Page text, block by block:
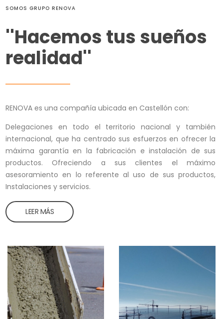
SOMOS GRUPO RENOVA
''Hacemos tus sueños
realidad''
RENOVA es una compañía ubicada en Castellón con:
Delegaciones en todo el territorio nacional y también
internacional, que ha centrado sus esfuerzos en ofrecer la
máxima garantía en la fabricación e instalación de sus
productos. Ofreciendo a sus clientes el máximo
asesoramiento en lo referente al uso de sus productos,
Instalaciones y servicios.
LEER MÁS